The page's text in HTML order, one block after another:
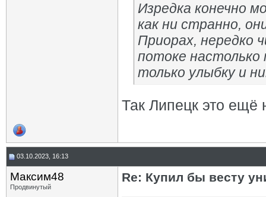
Изредка конечно
как ни странно,
Приорах, нередко
потоке
только улыбку и
Так Липецк это
03.10.2023, 16:13
Максим48
Продвинутый
Re: Купил бы весту